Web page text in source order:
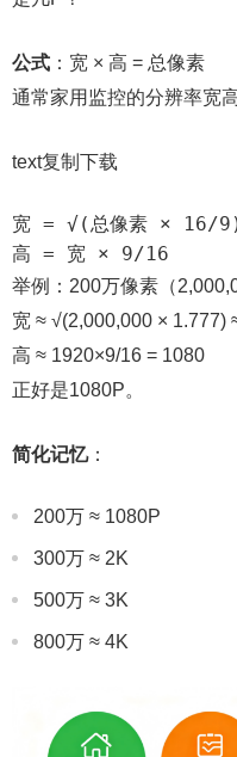
公式 ：宽 × 高 = 总像素
通常家用监控的分辨率宽
text复制下载
宽 = √(总像素 × 16/
高 = 宽 × 9/16
举例：200万像素（
宽 ≈ √(2,000,000 ×
高 ≈ 1920×9/16 = 1080
正好是1080P。
简化记忆：
200万 ≈ 1080P
300万 ≈ 2K
500万 ≈ 3K
800万 ≈ 4K